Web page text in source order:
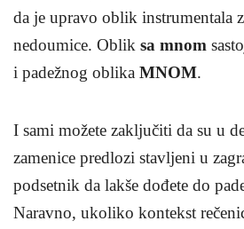
da je upravo oblik instrumentala
nedoumice. Oblik sa mnom
i padežnog oblika MNOM.
I sami možete zaključiti da su u
zamenice predlozi stavljeni u
podsetnik da lakše dođete do
Naravno, ukoliko kontekst